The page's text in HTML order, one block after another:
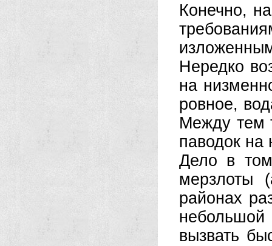
Конечно,
Нередко
на
ровное,
Между тем
паводок на
Дело в
мерзлоты
районах
вызвать